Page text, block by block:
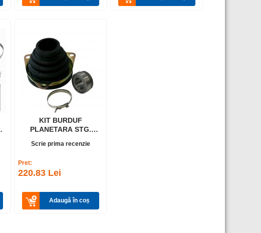
KIT BURDUF
PLANETARA STG.
Scrie prima recenzie
Pret:
220.83 Lei
Adaugă în coș